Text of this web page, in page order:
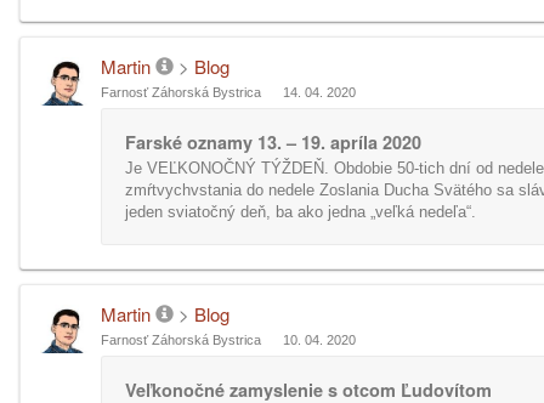
Martin > Blog
Farnosť Záhorská Bystrica 14. 04. 2020
Farské oznamy 13. – 19. apríla 2020
Je VEĽKONOČNÝ TÝŽDEŇ. Obdobie 50-tich dní od
zmŕtvychvstania do nedele Zoslania Ducha Svätého sa
jeden sviatočný deň, ba ako jedna „veľká nedeľa“.
Martin > Blog
Farnosť Záhorská Bystrica 10. 04. 2020
Veľkonočné zamyslenie s otcom Ľudovítom